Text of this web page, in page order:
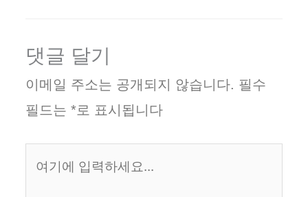
댓글 달기
이메일 주소는 공개되지 않습니다. 필수
필드는 *로 표시됩니다